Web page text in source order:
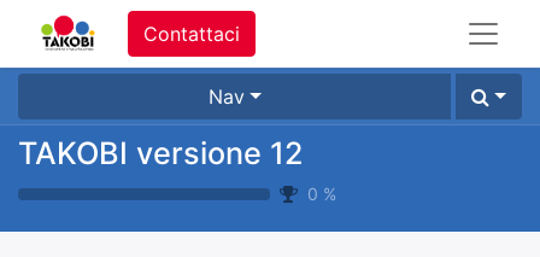
Contattaci
Nav
TAKOBI versione 12
0 %